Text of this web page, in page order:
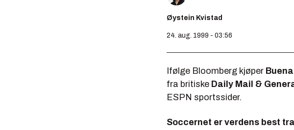
Øystein Kvistad
24. aug. 1999 - 03:56
Ifølge Bloomberg kjøper
fra britiske Daily Mail &
ESPN sportssider.
Soccernet er verdens best